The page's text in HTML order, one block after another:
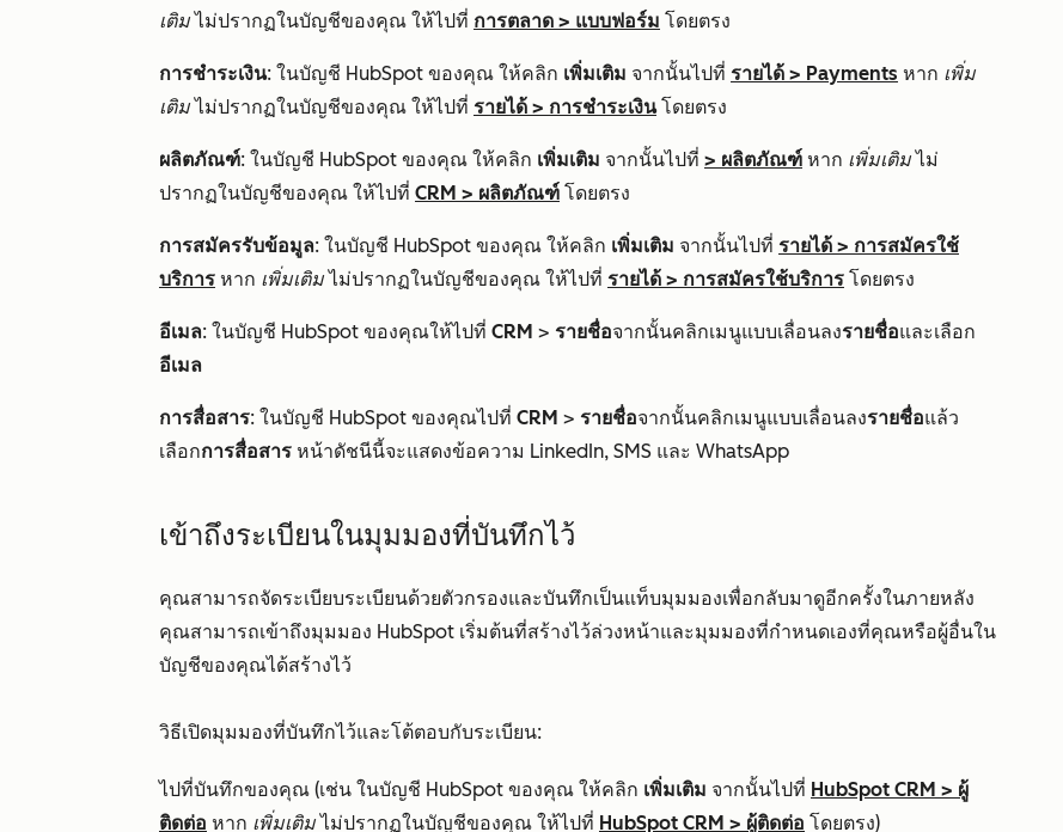
เติมไม่ปรากฏในบัญชีของคุณ ให้ไปที่ การตลาด > แบบฟอร์ม โดยตรง
การชำระเงิน: ในบัญชี HubSpot ของคุณ ให้คลิก เพิ่มเติม จากนั้นไปที่ รายได้ > Payments หาก เพิ่ม
เติมไม่ปรากฏในบัญชีของคุณ ให้ไปที่ รายได้ > การชำระเงินโดยตรง
ผลิตภัณฑ์: ในบัญชี HubSpot ของคุณ ให้คลิก เพิ่มเติม จากนั้นไปที่ > ผลิตภัณฑ์ หาก เพิ่มเติมไม่
ปรากฏในบัญชีของคุณ ให้ไปที่ CRM > ผลิตภัณฑ์ โดยตรง
การสมัครรับข้อมูล: ในบัญชี HubSpot ของคุณ ให้คลิก เพิ่มเติม จากนั้นไปที่ รายได้ > การสมัครใช้
บริการ หาก เพิ่มเติมไม่ปรากฏในบัญชีของคุณ ให้ไปที่ รายได้ > การสมัครใช้บริการ โดยตรง
อีเมล: ในบัญชี HubSpot ของคุณให้ไปที่ CRM > รายชื่อจากนั้นคลิกเมนูแบบเลื่อนลงรายชื่อและเลือก
อีเมล
การสื่อสาร: ในบัญชี HubSpot ของคุณไปที่ CRM > รายชื่อจากนั้นคลิกเมนูแบบเลื่อนลงรายชื่อแล้ว
เลือกการสื่อสาร หน้าดัชนีนี้จะแสดงข้อความ LinkedIn, SMS และ WhatsApp
เข้าถึงระเบียนในมุมมองที่บันทึกไว้
คุณสามารถจัดระเบียบระเบียนด้วยตัวกรองและบันทึกเป็นแท็บมุมมองเพื่อกลับมาดูอีกครั้งในภายหลัง
คุณสามารถเข้าถึงมุมมอง HubSpot เริ่มต้นที่สร้างไว้ล่วงหน้าและมุมมองที่กำหนดเองที่คุณหรือผู้อื่นใน
บัญชีของคุณได้สร้างไว้
วิธีเปิดมุมมองที่บันทึกไว้และโต้ตอบกับระเบียน:
ไปที่บันทึกของคุณ (เช่น ในบัญชี HubSpot ของคุณ ให้คลิก เพิ่มเติม จากนั้นไปที่ HubSpot CRM > ผู้
ติดต่อ หาก เพิ่มเติมไม่ปรากฏในบัญชีของคุณ ให้ไปที่ HubSpot CRM > ผู้ติดต่อ โดยตรง)